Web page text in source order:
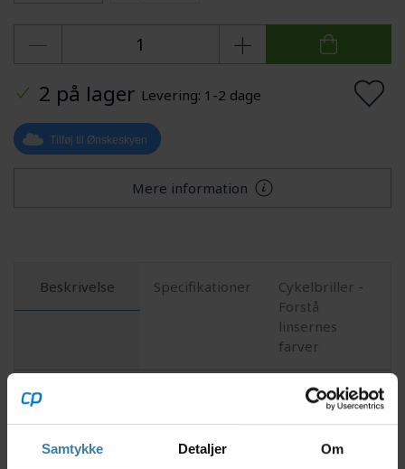
Samtykke Detaljer Om
2 på lager Levering: 1-2 dage
Tilføj til Ønskeskyen
Mere information
Beskrivelse Specifikationer
Cykelbriller -
Forstå
linsernes
farver
Oakley BiSphaera cykelbriller er designet til at løfte
din præstation, uanset hvilken sportsgren du dyrker.
Med et moderne to-linse design og en letvægts O